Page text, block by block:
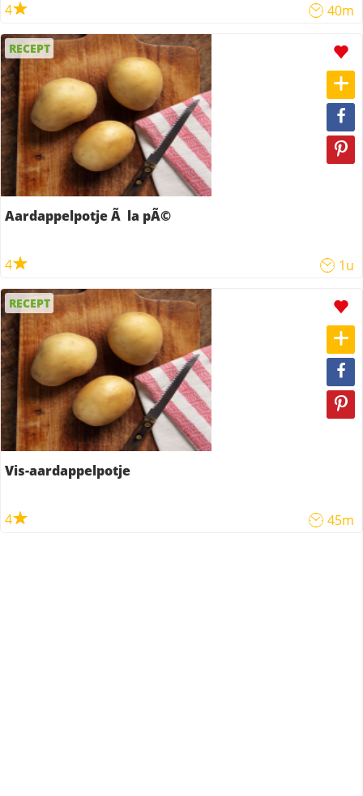
4 40m
RECEPT
Aardappelpotje Ã la pÃ©
4 1u
RECEPT
Vis-aardappelpotje
4 45m